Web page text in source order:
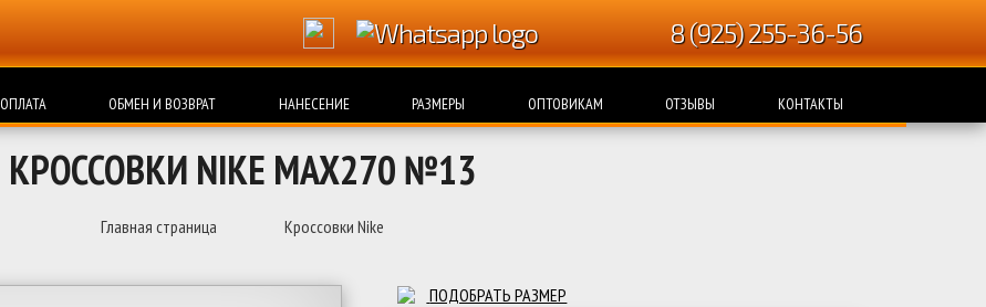
8 (925) 255-36-56
ОПЛАТА ОБМЕН И ВОЗВРАТ НАНЕСЕНИЕ РАЗМЕРЫ ОПТОВИКАМ ОТЗЫВЫ КОНТАКТЫ
КРОССОВКИ NIKE MAX270 №13
Главная страница Кроссовки Nike
ПОДОБРАТЬ РАЗМЕР